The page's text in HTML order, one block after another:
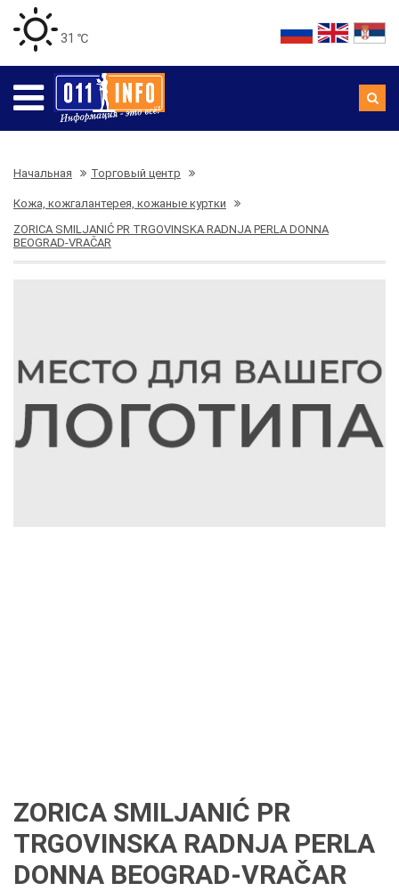
31 ℃
Начальная Торговый центр
Кожа, кожгалантерея, кожаные куртки
ZORICA SMILJANIĆ PR TRGOVINSKA RADNJA PERLA DONNA
BEOGRAD-VRAČAR
ZORICA SMILJANIĆ PR
TRGOVINSKA RADNJA PERLA
DONNA BEOGRAD-VRAČAR